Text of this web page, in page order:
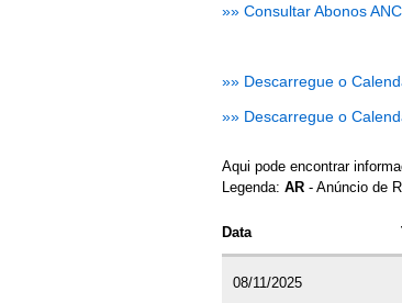
»» Consultar Abonos ANC
»» Descarregue o
»» Descarregue o
Aqui pode encontrar
Legenda: AR - Anúncio de
Data
08/11/2025